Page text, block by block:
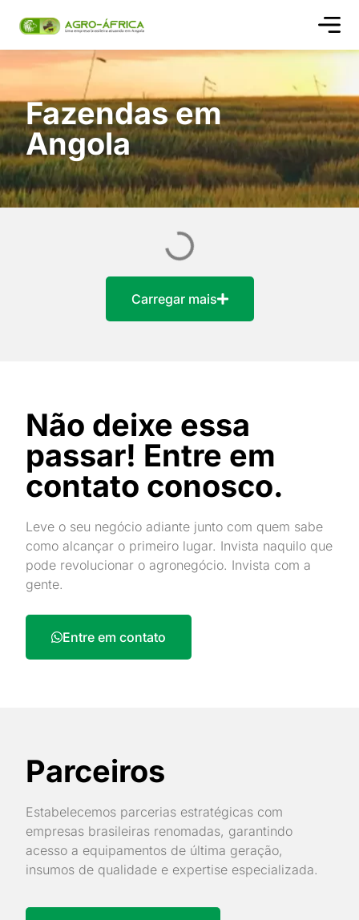
Fazendas em
Angola
Carregar mais
Não deixe essa
passar! Entre em
contato conosco.
Leve o seu negócio adiante junto com quem sabe
como alcançar o primeiro lugar. Invista naquilo que
pode revolucionar o agronegócio. Invista com a
gente.
Entre em contato
Parceiros
Estabelecemos parcerias estratégicas com
empresas brasileiras renomadas, garantindo
acesso a equipamentos de última geração,
insumos de qualidade e expertise especializada.